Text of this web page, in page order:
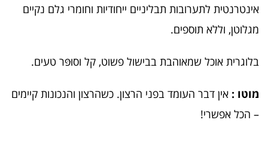
אינטרנטית לתערובות תבליניים ייחודיות וחומרי גלם נקיים
מגלוטן, וללא תוספים.
בלוגרית אוכל שמאוהבת בבישול פשוט, קל וסוּפּר טעים.
מוטו : אין דבר העומד בפני הרצון. כשהרצון והנכונות קיימים
– הכל אפשרי!